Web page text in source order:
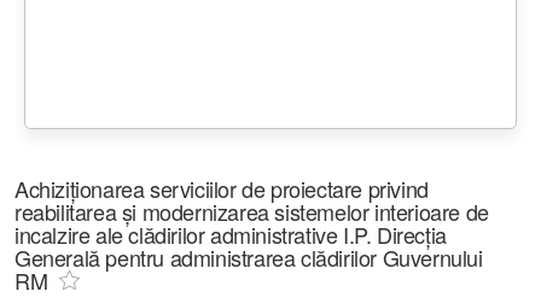
Achiziționarea serviciilor de proiectare privind
reabilitarea și modernizarea sistemelor interioare de
incalzire ale clădirilor administrative I.P. Direcția
Generală pentru administrarea clădirilor Guvernului
RM